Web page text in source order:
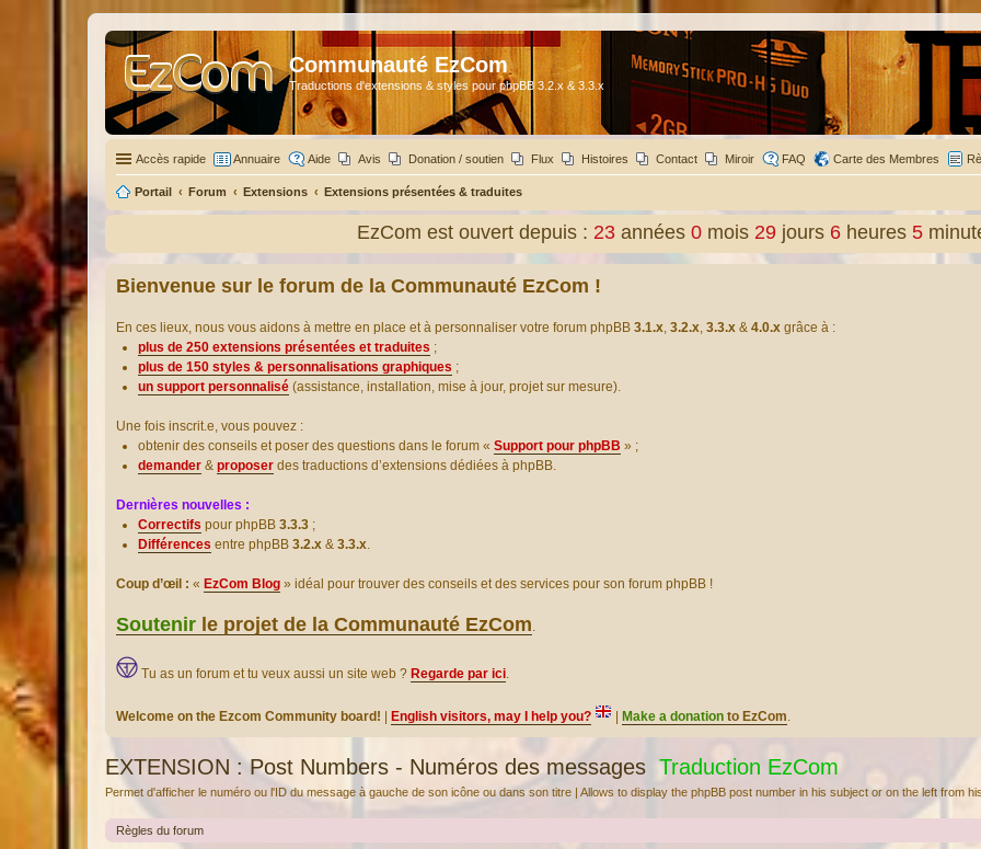
Communauté EzCom
Traductions d'extensions & styles pour phpBB 3.2.x & 3.3.x
Accès rapide Annuaire Aide Avis Donation / soutien Flux Histoires Contact Miroir FAQ Carte des Membres
Portail Forum Extensions Extensions présentées & traduites
EzCom est ouvert depuis : 23 années 0 mois 29 jours 6 heures 5
Bienvenue sur le forum de la Communauté EzCom !
En ces lieux, nous vous aidons à mettre en place et à personnaliser votre forum phpBB 3.1.x, 3.2.x, 3.3.x & 4.0.x grâce à :
plus de 250 extensions présentées et traduites ;
plus de 150 styles & personnalisations graphiques ;
un support personnalisé (assistance, installation, mise à jour, projet sur mesure).
Une fois inscrit.e, vous pouvez :
obtenir des conseils et poser des questions dans le forum « Support pour phpBB » ;
demander & proposer des traductions d’extensions dédiées à phpBB.
Dernières nouvelles :
Correctifs pour phpBB 3.3.3 ;
Différences entre phpBB 3.2.x & 3.3.x.
Coup d’œil : « EzCom Blog » idéal pour trouver des conseils et des services pour son forum phpBB !
Soutenir le projet de la Communauté EzCom.
Tu as un forum et tu veux aussi un site web ? Regarde par ici.
Welcome on the Ezcom Community board! English visitors, may I help you? Make a donation to EzCom.
EXTENSION : Post Numbers - Numéros des messages Traduction EzCom
Permet d'afficher le numéro ou l'ID du message à gauche de son icône ou dans son titre | Allows to display the phpBB post number in his subject or on the left from
Règles du forum